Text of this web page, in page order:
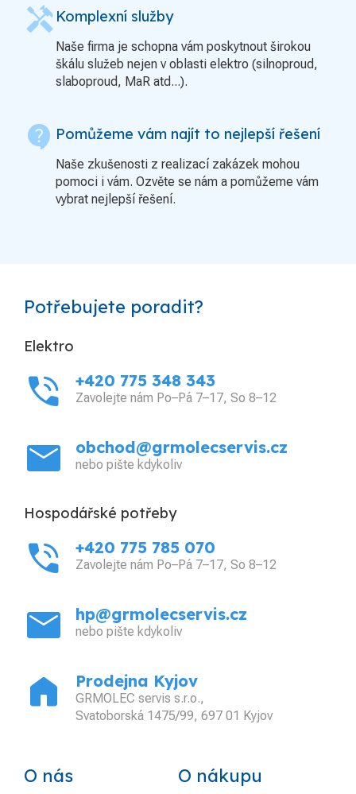
handyman Komplexní služby
Naše firma je schopna vám poskytnout širokou
škálu služeb nejen v oblasti elektro (silnoproud,
slaboproud, MaR atd...).
contact_support Pomůžeme vám najít to nejlepší řešení
Naše zkušenosti z realizací zakázek mohou
pomoci i vám. Ozvěte se nám a pomůžeme vám
vybrat nejlepší řešení.
Potřebujete poradit?
Elektro
phone_in_talk +420 775 348 343
Zavolejte nám Po–Pá 7–17, So 8–12
mail obchod@grmolecservis.cz
nebo pište kdykoliv
Hospodářské potřeby
phone_in_talk +420 775 785 070
Zavolejte nám Po–Pá 7–17, So 8–12
mail hp@grmolecservis.cz
nebo pište kdykoliv
home Prodejna Kyjov
GRMOLEC servis s.r.o.,
Svatoborská 1475/99, 697 01 Kyjov
O nás O nákupu